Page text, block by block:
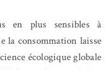
en plus sensibles à
la consommation laisse
écologique globale